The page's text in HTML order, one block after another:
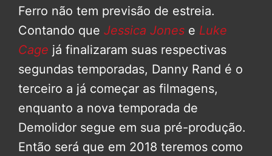
Ferro não tem previsão de estreia.
Contando que Jessica Jones e Luke
Cage já finalizaram suas respectivas
segundas temporadas, Danny Rand é o
terceiro a já começar as filmagens,
enquanto a nova temporada de
Demolidor segue em sua pré-produção.
Então será que em 2018 teremos como